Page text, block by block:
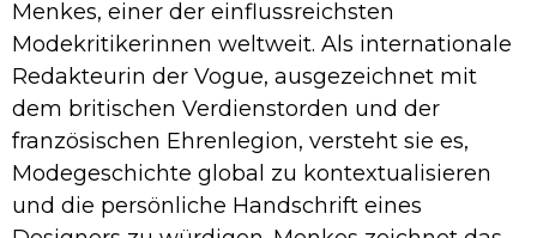
Menkes, einer der einflussreichsten
Modekritikerinnen weltweit. Als internationale
Redakteurin der Vogue, ausgezeichnet mit
dem britischen Verdienstorden und der
französischen Ehrenlegion, versteht sie es,
Modegeschichte global zu kontextualisieren
und die persönliche Handschrift eines